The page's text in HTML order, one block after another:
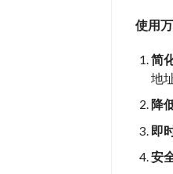
使用
简
地
降
即
安